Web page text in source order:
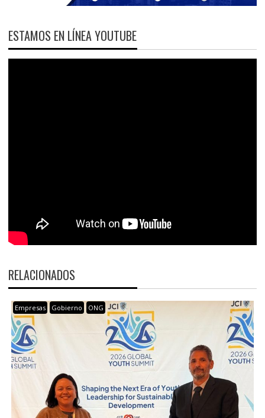
ESTAMOS EN LÍNEA YOUTUBE
RELACIONADOS
Empresas Gobierno ONG